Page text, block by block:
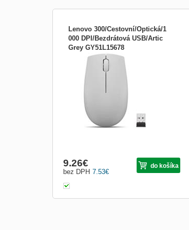
Lenovo 300/Cestovní/Optická/1
000 DPI/Bezdrátová USB/Artic
Grey GY51L15678
Produkt: LENOVO 300 Wireless Compact
Mouse Part Number: GY51L15678
Pripojenie Wifi Technológia Optická Senzor
1000 DPI Tlačidla 3x Farba Sivá Koliesko
7.53€
bez DPH
9.26€ do košíka